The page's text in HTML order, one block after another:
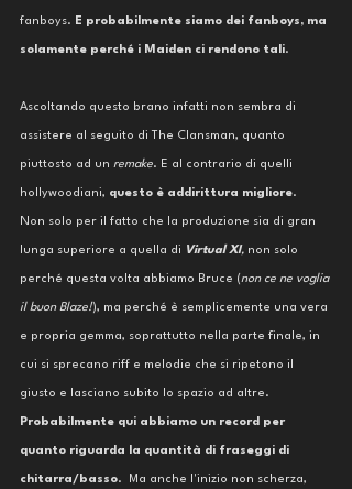
fanboys. E probabilmente siamo dei fanboys, ma
solamente perché i Maiden ci rendono tali.
Ascoltando questo brano infatti non sembra di
assistere al seguito di The Clansman, quanto
piuttosto ad un remake. E al contrario di quelli
hollywoodiani, questo è addirittura migliore.
Non solo per il fatto che la produzione sia di gran
lunga superiore a quella di Virtual XI, non solo
perché questa volta abbiamo Bruce (non ce ne voglia
il buon Blaze!), ma perché è semplicemente una vera
e propria gemma, soprattutto nella parte finale, in
cui si sprecano riff e melodie che si ripetono il
giusto e lasciano subito lo spazio ad altre.
Probabilmente qui abbiamo un record per
quanto riguarda la quantità di fraseggi di
chitarra/basso.  Ma anche l'inizio non scherza,